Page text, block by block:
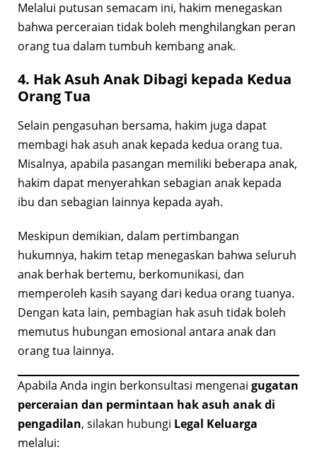
Melalui putusan semacam ini, hakim menegaskan
bahwa perceraian tidak boleh menghilangkan peran
orang tua dalam tumbuh kembang anak.
4. Hak Asuh Anak Dibagi kepada Kedua
Orang Tua
Selain pengasuhan bersama, hakim juga dapat
membagi hak asuh anak kepada kedua orang tua.
Misalnya, apabila pasangan memiliki beberapa anak,
hakim dapat menyerahkan sebagian anak kepada
ibu dan sebagian lainnya kepada ayah.
Meskipun demikian, dalam pertimbangan
hukumnya, hakim tetap menegaskan bahwa seluruh
anak berhak bertemu, berkomunikasi, dan
memperoleh kasih sayang dari kedua orang tuanya.
Dengan kata lain, pembagian hak asuh tidak boleh
memutus hubungan emosional antara anak dan
orang tua lainnya.
Apabila Anda ingin berkonsultasi mengenai gugatan
perceraian dan permintaan hak asuh anak di
pengadilan, silakan hubungi Legal Keluarga
melalui: